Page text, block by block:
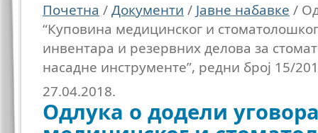
Почетна /Документи / Јавне набавке /
“Куповина медицинског и
инвентара и резервних делова за
насадне инструменте”, редни број 15/
27.04.2018.
Одлука о додели